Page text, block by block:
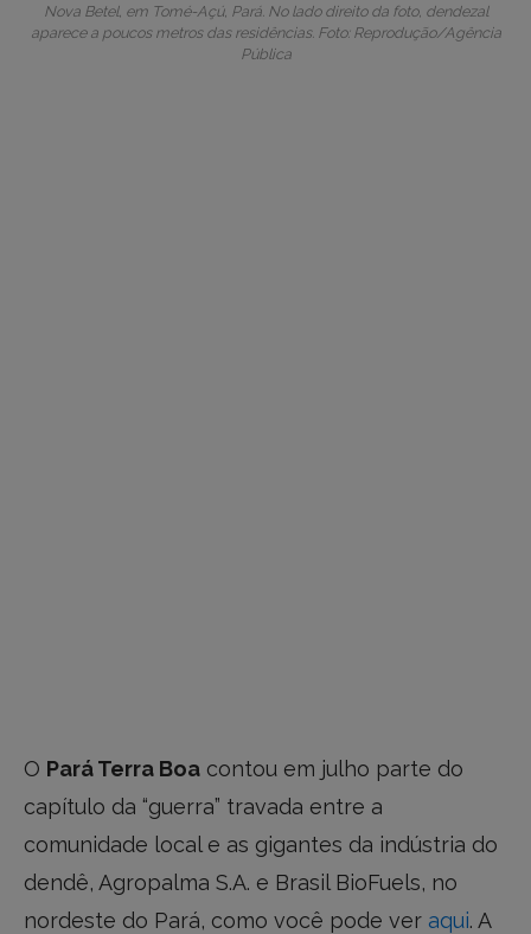
Nova Betel, em Tomé-Açú, Pará. No lado direito da foto, dendezal
aparece a poucos metros das residências. Foto: Reprodução/Agência
Pública
O Pará Terra Boa contou em julho parte do
capítulo da “guerra” travada entre a
comunidade local e as gigantes da indústria do
dendê, Agropalma S.A. e Brasil BioFuels, no
nordeste do Pará, como você pode ver aqui. A